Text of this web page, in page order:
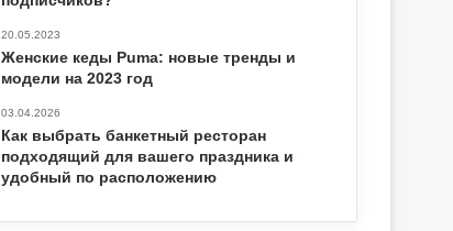
20.05.2023
Женские кеды Puma: новые тренды и
модели на 2023 год
03.04.2026
Как выбрать банкетный ресторан
подходящий для вашего праздника и
удобный по расположению